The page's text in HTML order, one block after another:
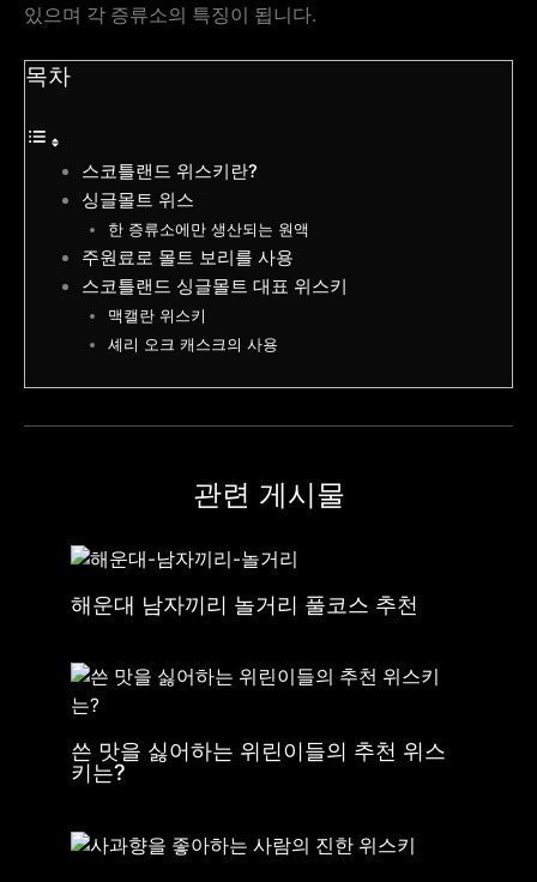
있으며 각 증류소의 특징이 됩니다.
목차
스코틀랜드 위스키란?
싱글몰트 위스
한 증류소에만 생산되는 원액
주원료로 몰트 보리를 사용
스코틀랜드 싱글몰트 대표 위스키
맥캘란 위스키
셰리 오크 캐스크의 사용
관련 게시물
해운대 남자끼리 놀거리 풀코스 추천
쓴 맛을 싫어하는 위린이들의 추천 위스
키는?